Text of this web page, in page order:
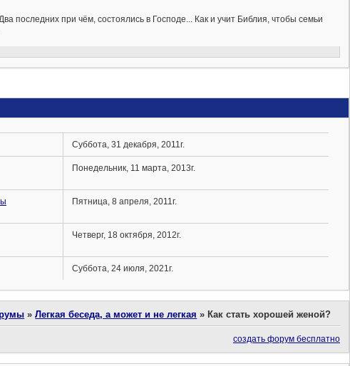
последних при чём, состоялись в Господе... Как и учит Библия, чтобы семьи
Суббота, 31 декабря, 2011г.
Понедельник, 11 марта, 2013г.
Пятница, 8 апреля, 2011г.
Четверг, 18 октября, 2012г.
Суббота, 24 июля, 2021г.
»Легкая беседа, а может и не легкая »Как стать хорошей женой?
создать форум бесплатно